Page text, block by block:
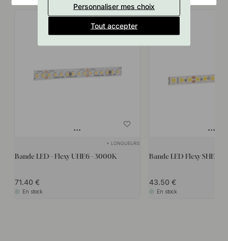
+ LONGUEURS
Bande LED - Flexy UHE6 - 3000K
71.40
En stock
Bande LED Flexy SHE6B
43.50
En stock
Personnaliser mes choix
Tout accepter